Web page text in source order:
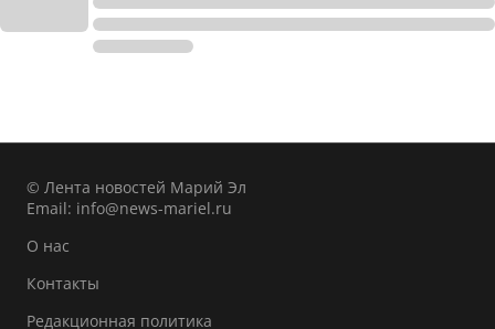
© Лента новостей Марий Эл
Email: info@news-mariel.ru
О нас
Контакты
Редакционная политика